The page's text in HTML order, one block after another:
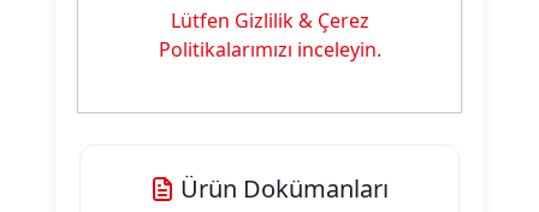
Özelliği:
Boya Banyosunda Yüksek
Disperge & İyon Tutma
Özelliği
Ürün Dokümanları
Lütfen Gizlilik & Çerez
Politikalarımızı inceleyin.